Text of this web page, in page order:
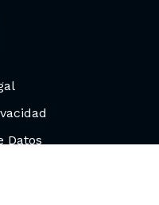
Datos